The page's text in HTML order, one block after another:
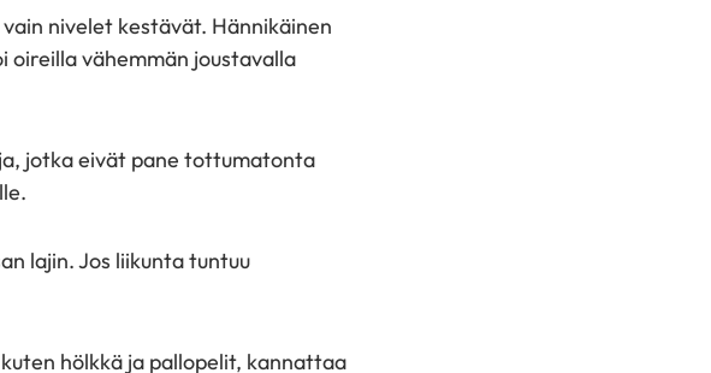
nivelet kestävät. Hännikäinen
vähemmän joustavalla
jotka eivät pane tottumatonta
lajin. Jos liikunta tuntuu
hölkkä ja pallopelit, kannattaa